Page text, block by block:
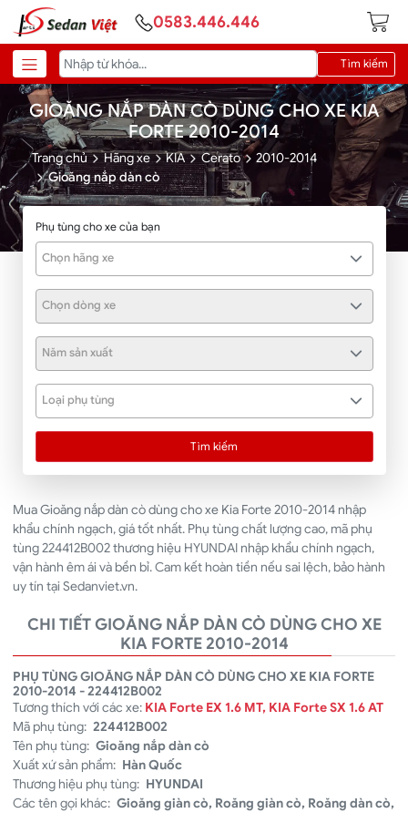
0583.446.446
Tìm kiếm
GIOĂNG NẮP DÀN CÒ DÙNG CHO XE KIA
FORTE 2010-2014
Trang chủ Hãng xe KIA Cerato
2010-2014
Gioăng nắp dàn cò
Phụ tùng cho xe của bạn
Chọn hãng xe
Chọn dòng xe
Năm sản xuất
Loại phụ tùng
Tìm kiếm
Mua Gioăng nắp dàn cò dùng cho xe Kia Forte 2010-2014 nhập
khẩu chính ngạch, giá tốt nhất. Phụ tùng chất lượng cao, mã phụ
tùng 224412B002 thương hiệu HYUNDAI nhập khẩu chính ngạch,
vận hành êm ái và bền bỉ. Cam kết hoàn tiền nếu sai lệch, bảo hành
uy tín tại Sedanviet.vn.
CHI TIẾT GIOĂNG NẮP DÀN CÒ DÙNG CHO XE
KIA FORTE 2010-2014
PHỤ TÙNG GIOĂNG NẮP DÀN CÒ DÙNG CHO XE KIA FORTE
2010-2014 - 224412B002
Tương thích với các xe: KIA Forte EX 1.6 MT, KIA Forte SX 1.6 AT
Mã phụ tùng: 224412B002
Tên phụ tùng: Gioăng nắp dàn cò
Xuất xứ sản phẩm: Hàn Quốc
Thương hiệu phụ tùng: HYUNDAI
Các tên gọi khác: Gioăng giàn cò, Roăng giàn cò, Roăng dàn cò,